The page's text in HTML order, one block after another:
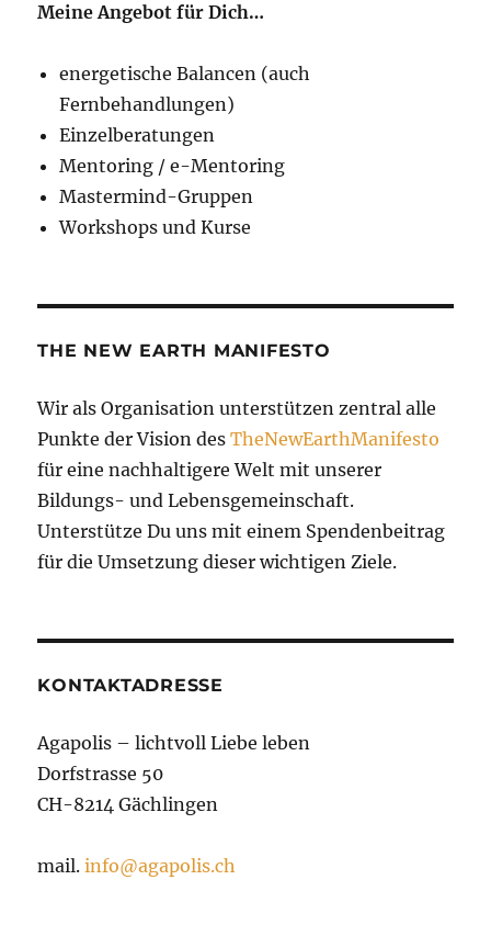
Meine Angebot für Dich…
energetische Balancen (auch
Fernbehandlungen)
Einzelberatungen
Mentoring / e-Mentoring
Mastermind-Gruppen
Workshops und Kurse
THE NEW EARTH MANIFESTO
Wir als Organisation unterstützen zentral alle
Punkte der Vision desTheNewEarthManifesto
für eine nachhaltigere Welt mit unserer
Bildungs- und Lebensgemeinschaft.
Unterstütze Du uns mit einem Spendenbeitrag
für die Umsetzung dieser wichtigen Ziele.
KONTAKTADRESSE
Agapolis – lichtvoll Liebe leben
Dorfstrasse 50
CH-8214 Gächlingen
mail.info@agapolis.ch